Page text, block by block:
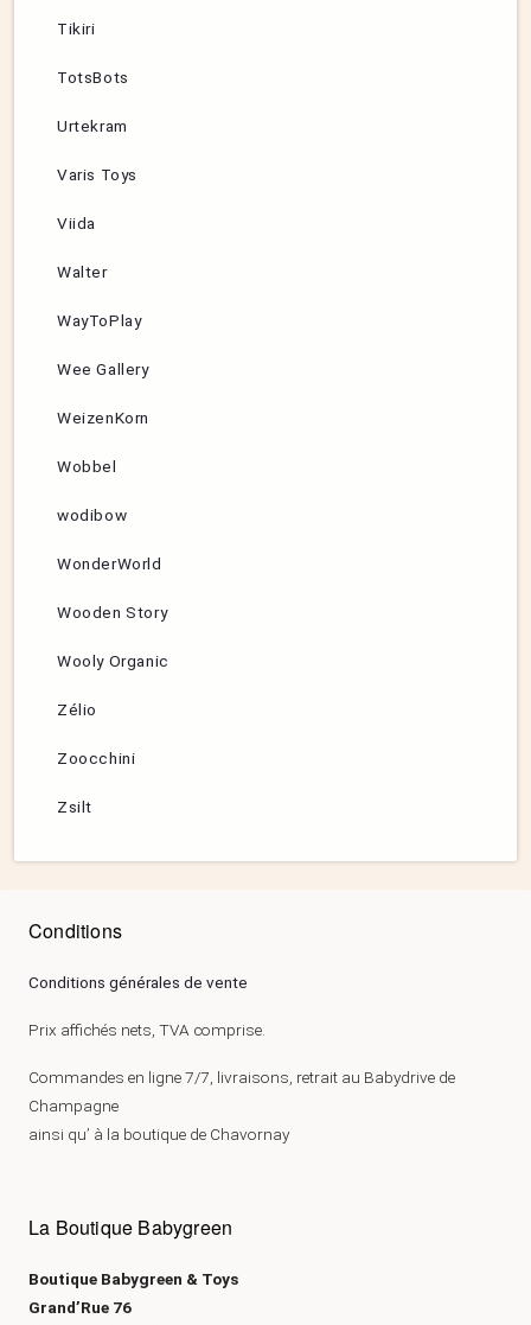
Tikiri
TotsBots
Urtekram
Varis Toys
Viida
Walter
WayToPlay
Wee Gallery
WeizenKorn
Wobbel
wodibow
WonderWorld
Wooden Story
Wooly Organic
Zélio
Zoocchini
Zsilt
Conditions
Conditions générales de vente
Prix affichés nets, TVA comprise.
Commandes en ligne 7/7, livraisons, retrait au Babydrive de
Champagne
ainsi qu’ à la boutique de Chavornay
La Boutique Babygreen
Boutique Babygreen & Toys
Grand’Rue 76